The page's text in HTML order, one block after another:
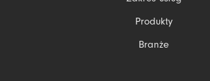
Produkty
Branże